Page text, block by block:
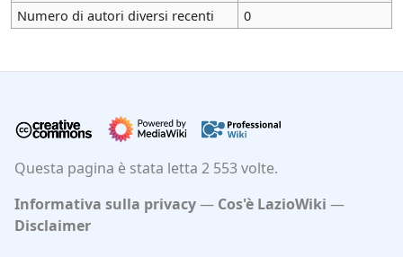
Numero di autori diversi recenti 0
Questa pagina è stata letta 2 553 volte.
Informativa sulla privacy
Cos'è LazioWiki
Disclaimer